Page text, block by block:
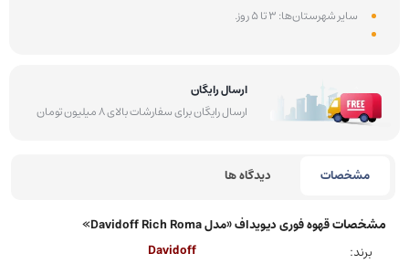
سایر شهرستان‌ها: 3 تا 5 روز.
ارسال رایگان
ارسال رایگان برای سفارشات بالای 8 میلیون تومان
مشخصات دیدگاه ها
مشخصاتقهوه فوری دیویداف «مدل Davidoff Rich Roma»
برند
Davidoff